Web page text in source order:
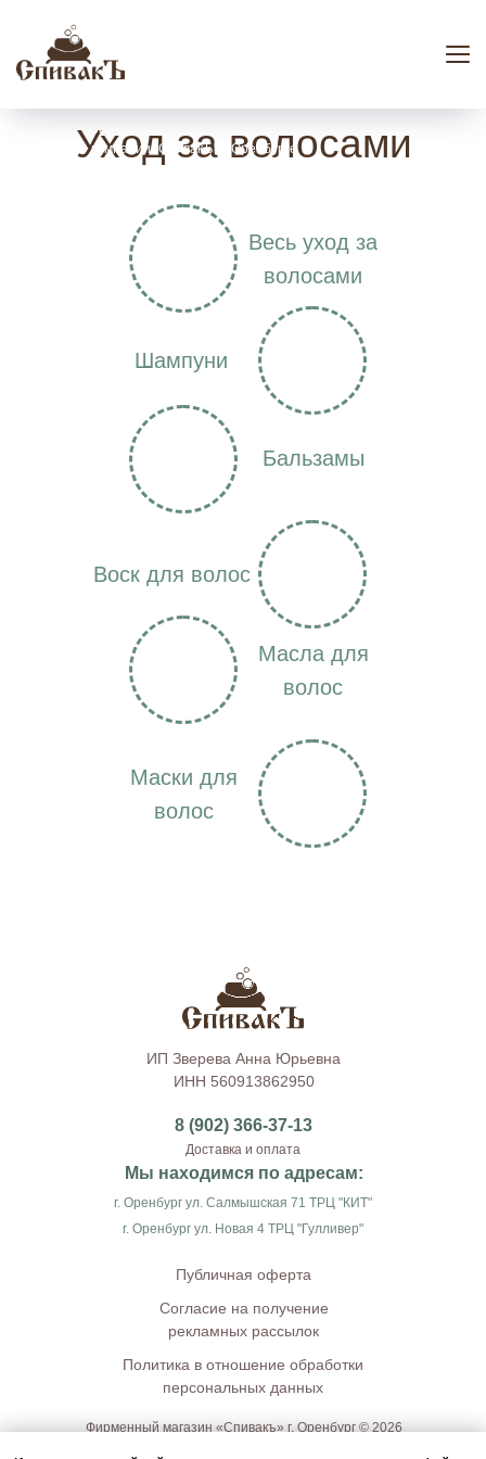
Уход за волосами
официальный представитель мыловаренной
компании "СпивакЪ" в Оренбурге
Бальзамы
Шампуни
Весь уход за
волосами
Масла для
волос
Воск для волос
Маски для
волос
Мы находимся по адресам:
г. Оренбург ул. Салмышская 71 ТРЦ "КИТ"
г. Оренбург ул. Новая 4 ТРЦ "Гулливер"
Доставка и оплата
8 (902) 366-37-13
Фирменный магазин «Спивакъ» г. Оренбург © 2026
Согласие на получение
рекламных рассылок
Политика в отношение обработки
персональных данных
Публичная оферта
ИП Зверева Анна Юрьевна
ИНН 560913862950